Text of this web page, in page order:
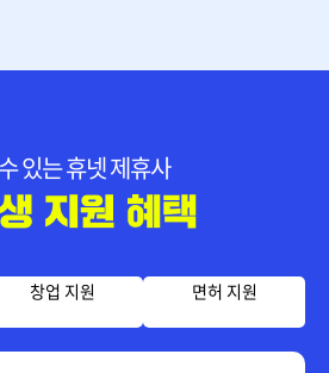
150,000원
69,000원
150,000원
있는 휴넷 제휴사
창업 지원 면허 지원